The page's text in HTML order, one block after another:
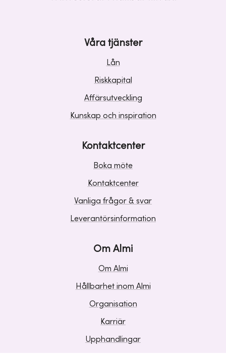
Våra tjänster
Lån
Riskkapital
Affärsutveckling
Kunskap och inspiration
Kontaktcenter
Boka möte
Kontaktcenter
Vanliga frågor & svar
Leverantörsinformation
Om Almi
Om Almi
Hållbarhet inom Almi
Organisation
Karriär
Upphandlingar